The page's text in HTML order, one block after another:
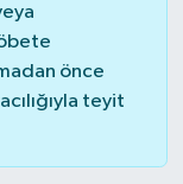
önce
teyit